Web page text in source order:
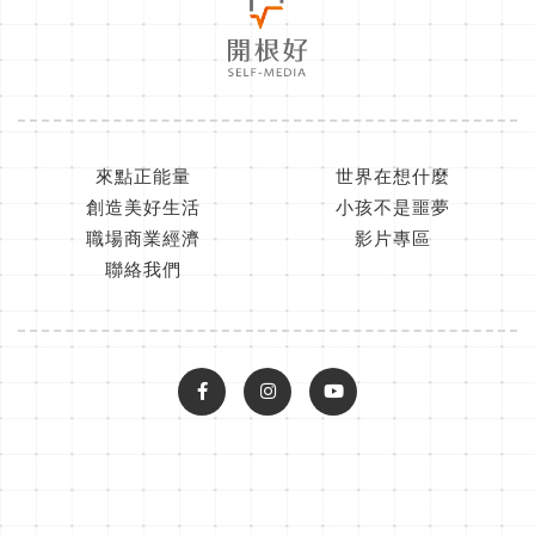
來點正能量
世界在想什麼
創造美好生活
小孩不是噩夢
職場商業經濟
影片專區
聯絡我們